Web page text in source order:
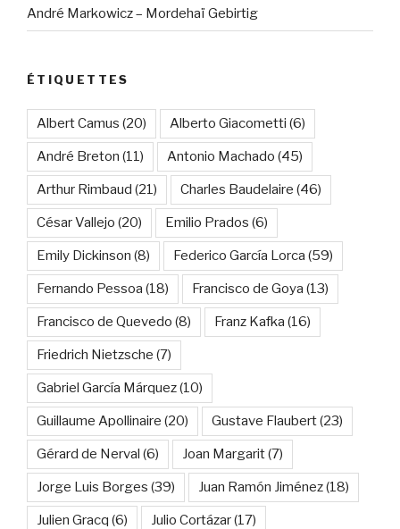
André Markowicz – Mordehaï Gebirtig
ÉTIQUETTES
Albert Camus (20) Alberto Giacometti (6)
André Breton (11) Antonio Machado (45)
Arthur Rimbaud (21) Charles Baudelaire (46)
César Vallejo (20) Emilio Prados (6)
Emily Dickinson (8) Federico García Lorca (59)
Fernando Pessoa (18) Francisco de Goya (13)
Francisco de Quevedo (8) Franz Kafka (16)
Friedrich Nietzsche (7)
Gabriel García Márquez(10)
Guillaume Apollinaire (20) Gustave Flaubert(23)
Gérard de Nerval (6) Joan Margarit(7)
Jorge Luis Borges (39) Juan Ramón Jiménez(18)
Julien Gracq (6) Julio Cortázar(17)